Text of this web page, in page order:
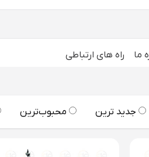
ما راه های ارتباطی
جدید ترین محبوب‌ترین